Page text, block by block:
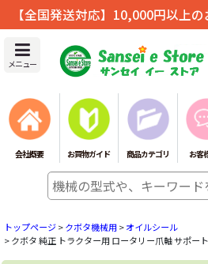
【全国発送対応】10,000円以上
メニュー
会社概要 お買物ガイド 商品カテゴリ お客
トップページ>クボタ機械用 >オイルシール
>クボタ 純正 トラクター用 ロータリー爪軸 サポー